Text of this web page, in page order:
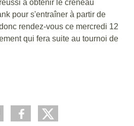
à obtenir le créneau
pour s'entraîner à partir de
rendez-vous ce mercredi 12
qui fera suite au tournoi de